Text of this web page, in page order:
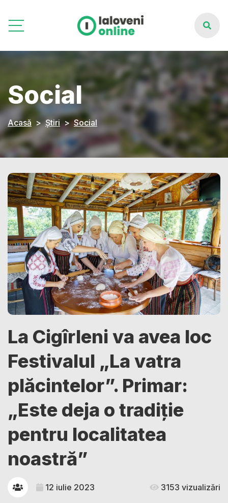
Social
Acasă Știri Social
La Cigîrleni va avea loc
Festivalul „La vatra
plăcintelor”. Primar:
„Este deja o tradiție
pentru localitatea
noastră”
12 iulie 2023 3153 vizualizări